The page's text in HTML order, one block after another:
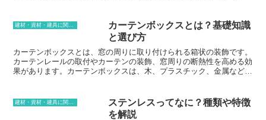
建材・資材・建具に関する用語
カーテンボックスとは？基礎知識
と選び方
カーテンボックスとは、窓の周りに取り付けられる箱状の装飾です。
カーテンレールの取付やカーテンの装飾、窓周りの断熱性を高める効
果があります。カーテンボックスは、木、プラスチック、金属など
ン、部屋の雰囲気などを考慮することが大切です。カーテンボックス
は、部屋の雰囲気を一変させることができるので、慎重に選ぶ必要が
ステンレスってなに？種類や特徴
を解説